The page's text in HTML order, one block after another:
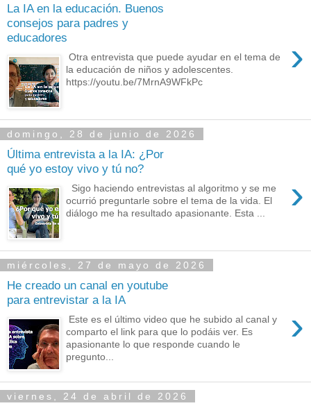
La IA en la educación. Buenos
consejos para padres y
educadores
›
Otra entrevista que puede ayudar en el tema de
la educación de niños y adolescentes.
https://youtu.be/7MrnA9WFkPc
domingo, 28 de junio de 2026
Última entrevista a la IA: ¿Por
qué yo estoy vivo y tú no?
›
Sigo haciendo entrevistas al algoritmo y se me
ocurrió preguntarle sobre el tema de la vida. El
diálogo me ha resultado apasionante. Esta ...
miércoles, 27 de mayo de 2026
He creado un canal en youtube
para entrevistar a la IA
›
Este es el último video que he subido al canal y
comparto el link para que lo podáis ver. Es
apasionante lo que responde cuando le
pregunto...
viernes, 24 de abril de 2026